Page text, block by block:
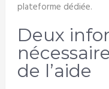
plateforme dédiée.
Deux
de l’aide